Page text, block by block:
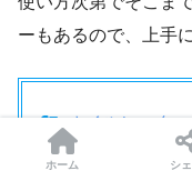
ーもあるので、上手
オイルヒータ
な使い方と注意
ホーム シ